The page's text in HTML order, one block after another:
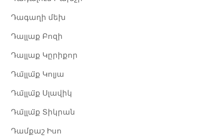
Դագաղի մեխ
Դալլաք Բոզի
Դալլաք Կըրիքոր
Դա̈լլա̈ք Կոլյա
Դա̈լլա̈ք Սլավիկ
Դա̈լլա̈ք Տիկրան
Դամքաշ Իսո